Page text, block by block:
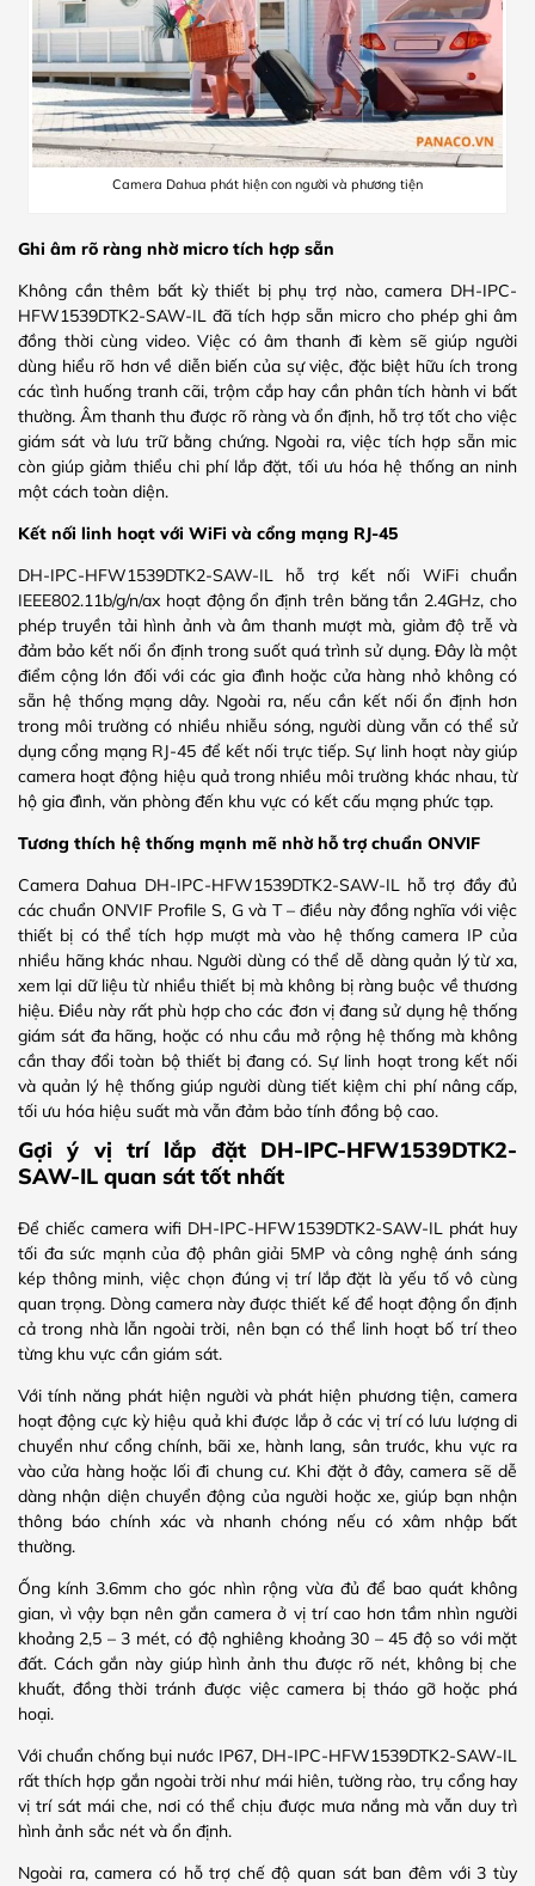
Camera Dahua phát hiện con người và phương tiện
Ghi âm rõ ràng nhờ micro tích hợp sẵn
Không cần thêm bất kỳ thiết bị phụ trợ nào, camera DH-IPC-
HFW1539DTK2-SAW-IL đã tích hợp sẵn micro cho phép ghi âm
đồng thời cùng video. Việc có âm thanh đi kèm sẽ giúp người
dùng hiểu rõ hơn về diễn biến của sự việc, đặc biệt hữu ích trong
các tình huống tranh cãi, trộm cắp hay cần phân tích hành vi bất
thường. Âm thanh thu được rõ ràng và ổn định, hỗ trợ tốt cho việc
giám sát và lưu trữ bằng chứng. Ngoài ra, việc tích hợp sẵn mic
còn giúp giảm thiểu chi phí lắp đặt, tối ưu hóa hệ thống an ninh
một cách toàn diện.
Kết nối linh hoạt với WiFi và cổng mạng RJ-45
DH-IPC-HFW1539DTK2-SAW-IL hỗ trợ kết nối WiFi chuẩn
IEEE802.11b/g/n/ax hoạt động ổn định trên băng tần 2.4GHz, cho
phép truyền tải hình ảnh và âm thanh mượt mà, giảm độ trễ và
đảm bảo kết nối ổn định trong suốt quá trình sử dụng. Đây là một
điểm cộng lớn đối với các gia đình hoặc cửa hàng nhỏ không có
sẵn hệ thống mạng dây. Ngoài ra, nếu cần kết nối ổn định hơn
trong môi trường có nhiều nhiễu sóng, người dùng vẫn có thể sử
dụng cổng mạng RJ-45 để kết nối trực tiếp. Sự linh hoạt này giúp
camera hoạt động hiệu quả trong nhiều môi trường khác nhau, từ
hộ gia đình, văn phòng đến khu vực có kết cấu mạng phức tạp.
Tương thích hệ thống mạnh mẽ nhờ hỗ trợ chuẩn ONVIF
Camera Dahua DH-IPC-HFW1539DTK2-SAW-IL hỗ trợ đầy đủ
các chuẩn ONVIF Profile S, G và T – điều này đồng nghĩa với việc
thiết bị có thể tích hợp mượt mà vào hệ thống camera IP của
nhiều hãng khác nhau. Người dùng có thể dễ dàng quản lý từ xa,
xem lại dữ liệu từ nhiều thiết bị mà không bị ràng buộc về thương
hiệu. Điều này rất phù hợp cho các đơn vị đang sử dụng hệ thống
giám sát đa hãng, hoặc có nhu cầu mở rộng hệ thống mà không
cần thay đổi toàn bộ thiết bị đang có. Sự linh hoạt trong kết nối
và quản lý hệ thống giúp người dùng tiết kiệm chi phí nâng cấp,
tối ưu hóa hiệu suất mà vẫn đảm bảo tính đồng bộ cao.
Gợi ý vị trí lắp đặt DH-IPC-HFW1539DTK2-
SAW-IL quan sát tốt nhất
Để chiếc camera wifi DH-IPC-HFW1539DTK2-SAW-IL phát huy
tối đa sức mạnh của độ phân giải 5MP và công nghệ ánh sáng
kép thông minh, việc chọn đúng vị trí lắp đặt là yếu tố vô cùng
quan trọng. Dòng camera này được thiết kế để hoạt động ổn định
cả trong nhà lẫn ngoài trời, nên bạn có thể linh hoạt bố trí theo
từng khu vực cần giám sát.
Với tính năng phát hiện người và phát hiện phương tiện, camera
hoạt động cực kỳ hiệu quả khi được lắp ở các vị trí có lưu lượng di
chuyển như cổng chính, bãi xe, hành lang, sân trước, khu vực ra
vào cửa hàng hoặc lối đi chung cư. Khi đặt ở đây, camera sẽ dễ
dàng nhận diện chuyển động của người hoặc xe, giúp bạn nhận
thông báo chính xác và nhanh chóng nếu có xâm nhập bất
thường.
Ống kính 3.6mm cho góc nhìn rộng vừa đủ để bao quát không
gian, vì vậy bạn nên gắn camera ở vị trí cao hơn tầm nhìn người
khoảng 2,5 – 3 mét, có độ nghiêng khoảng 30 – 45 độ so với mặt
đất. Cách gắn này giúp hình ảnh thu được rõ nét, không bị che
khuất, đồng thời tránh được việc camera bị tháo gỡ hoặc phá
hoại.
Với chuẩn chống bụi nước IP67, DH-IPC-HFW1539DTK2-SAW-IL
rất thích hợp gắn ngoài trời như mái hiên, tường rào, trụ cổng hay
vị trí sát mái che, nơi có thể chịu được mưa nắng mà vẫn duy trì
hình ảnh sắc nét và ổn định.
Ngoài ra, camera có hỗ trợ chế độ quan sát ban đêm với 3 tùy